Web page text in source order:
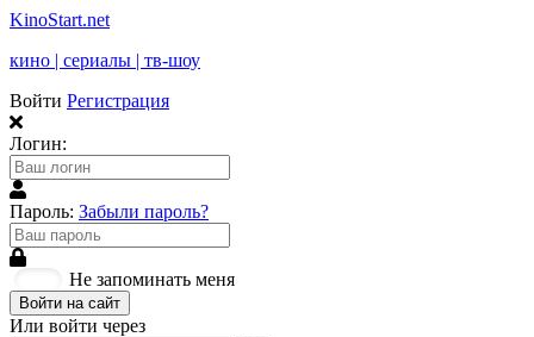
KinoStart.net
кино | сериалы | тв-шоу
Войти Регистрация
Логин:
Пароль: Забыли пароль?
Не запоминать меня
Войти на сайт
Или войти через